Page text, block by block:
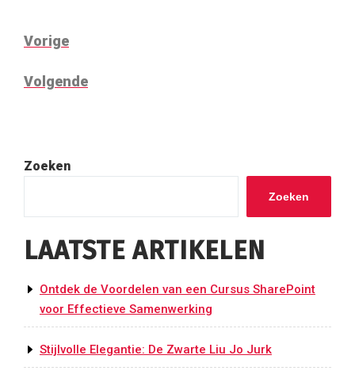
BERICHT
NAVIGATIE
Vorig
Vorige
Volgend
Volgende
Zoeken
Zoeken
LAATSTE ARTIKELEN
Ontdek de Voordelen van een Cursus SharePoint
voor Effectieve Samenwerking
Stijlvolle Elegantie: De Zwarte Liu Jo Jurk